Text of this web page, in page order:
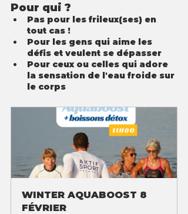
Pour qui ?
Pas pour les frileux(ses) en
tout cas !
Pour les gens qui aime les
défis et veulent se dépasser
Pour ceux ou celles qui adore
la sensation de l'eau froide sur
le corps
WINTER AQUABOOST 8
FÉVRIER